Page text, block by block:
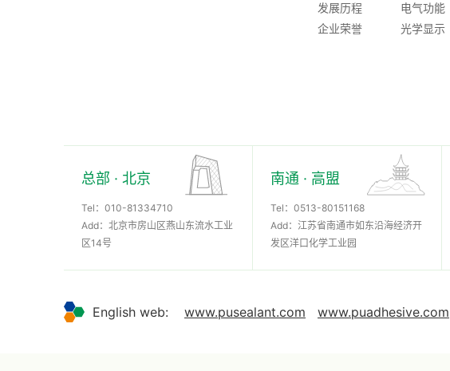
发展历程
企业荣誉
电气功能
光学显示
总部 · 北京
Tel： 010-81334710
Add：北京市房山区燕山东流水工业
区14号
南通 · 高盟
Tel： 0513-80151168
Add：江苏省南通市如东沿海经济开
发区洋口化学工业园
English web: www.pusealant.com www.puadhesive.com